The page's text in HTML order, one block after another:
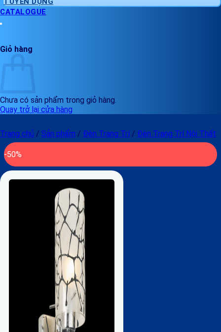
CATALOGUE
Giỏ hàng
Chưa có sản phẩm trong giỏ hàng.
Quay trở lại cửa hàng
Trang chủ / Sản phẩm / Đèn Trang Trí / Đèn Trang Trí Nội Thất
-50%